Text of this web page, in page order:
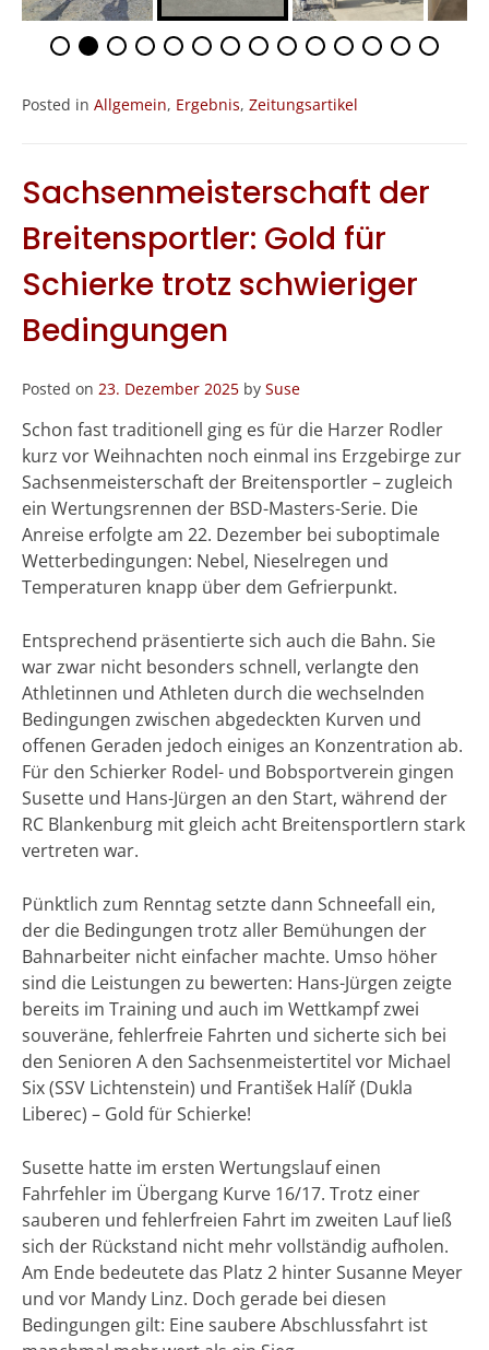
Posted in Allgemein, Ergebnis, Zeitungsartikel
Sachsenmeisterschaft der
Breitensportler: Gold für
Schierke trotz schwieriger
Bedingungen
Posted on 23. Dezember 2025 by Suse
Schon fast traditionell ging es für die Harzer Rodler
kurz vor Weihnachten noch einmal ins Erzgebirge zur
Sachsenmeisterschaft der Breitensportler – zugleich
ein Wertungsrennen der BSD-Masters-Serie. Die
Anreise erfolgte am 22. Dezember bei suboptimale
Wetterbedingungen: Nebel, Nieselregen und
Temperaturen knapp über dem Gefrierpunkt.
Entsprechend präsentierte sich auch die Bahn. Sie
war zwar nicht besonders schnell, verlangte den
Athletinnen und Athleten durch die wechselnden
Bedingungen zwischen abgedeckten Kurven und
offenen Geraden jedoch einiges an Konzentration ab.
Für den Schierker Rodel- und Bobsportverein gingen
Susette und Hans-Jürgen an den Start, während der
RC Blankenburg mit gleich acht Breitensportlern stark
vertreten war.
Pünktlich zum Renntag setzte dann Schneefall ein,
der die Bedingungen trotz aller Bemühungen der
Bahnarbeiter nicht einfacher machte. Umso höher
sind die Leistungen zu bewerten: Hans-Jürgen zeigte
bereits im Training und auch im Wettkampf zwei
souveräne, fehlerfreie Fahrten und sicherte sich bei
den Senioren A den Sachsenmeistertitel vor Michael
Six (SSV Lichtenstein) und František Halíř (Dukla
Liberec) – Gold für Schierke!
Susette hatte im ersten Wertungslauf einen
Fahrfehler im Übergang Kurve 16/17. Trotz einer
sauberen und fehlerfreien Fahrt im zweiten Lauf ließ
sich der Rückstand nicht mehr vollständig aufholen.
Am Ende bedeutete das Platz 2 hinter Susanne Meyer
und vor Mandy Linz. Doch gerade bei diesen
Bedingungen gilt: Eine saubere Abschlussfahrt ist